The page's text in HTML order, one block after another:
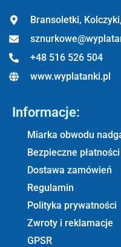
Bransoletki,
+48 516 526 504
www.wyplatanki.pl
Informacje:
Miarka obwodu
Bezpieczne płatności
Dostawa zamówień
Regulamin
Polityka prywatności
Zwroty i reklamacje
GPSR